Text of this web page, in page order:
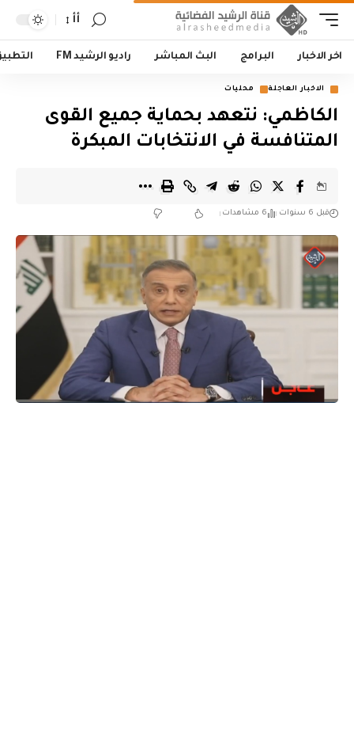
أأ
اخر الاخبار البرامج البث المباشر راديو الرشيد FM
الاخبار العاجلة محليات
الكاظمي: نتعهد بحماية جميع القوى
المتنافسة في الانتخابات المبكرة
قبل 6 سنوات 6 مشاهدات